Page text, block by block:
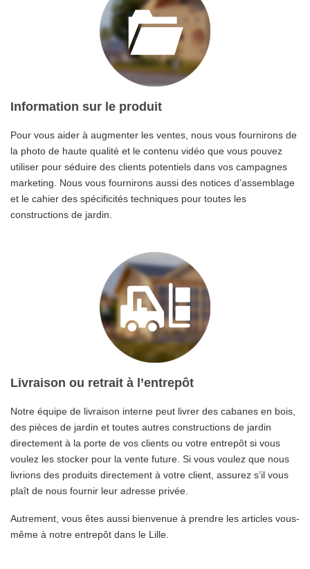
Information sur le produit
Pour vous aider à augmenter les ventes, nous vous fournirons de
la photo de haute qualité et le contenu vidéo que vous pouvez
utiliser pour séduire des clients potentiels dans vos campagnes
marketing. Nous vous fournirons aussi des notices d’assemblage
et le cahier des spécificités techniques pour toutes les
constructions de jardin.
Livraison ou retrait à l’entrepôt
Notre équipe de livraison interne peut livrer des cabanes en bois,
des pièces de jardin et toutes autres constructions de jardin
directement à la porte de vos clients ou votre entrepôt si vous
voulez les stocker pour la vente future. Si vous voulez que nous
livrions des produits directement à votre client, assurez s’il vous
plaît de nous fournir leur adresse privée.
Autrement, vous êtes aussi bienvenue à prendre les articles vous-
même à notre entrepôt dans le Lille.